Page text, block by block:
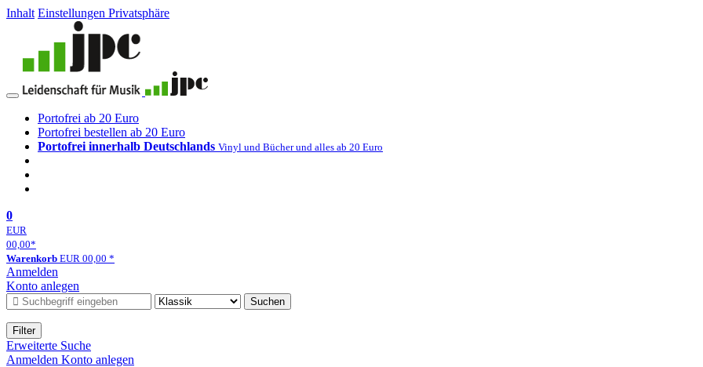
Inhalt Einstellungen Privatsphäre
Portofrei ab 20 Euro
Portofrei bestellen ab 20 Euro
Portofrei innerhalb Deutschlands Vinyl und Bücher und alles ab 20 Euro
0
EUR
00,00*
Warenkorb EUR 00,00 *
Anmelden
Konto anlegen
Suchen
Filter
Erweiterte Suche
Anmelden Konto anlegen